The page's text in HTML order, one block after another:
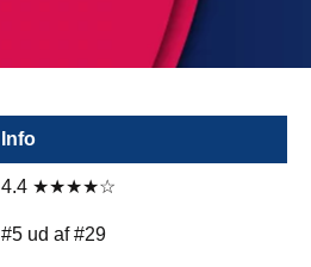
Info
4.4 ★★★★☆
#5 ud af #29